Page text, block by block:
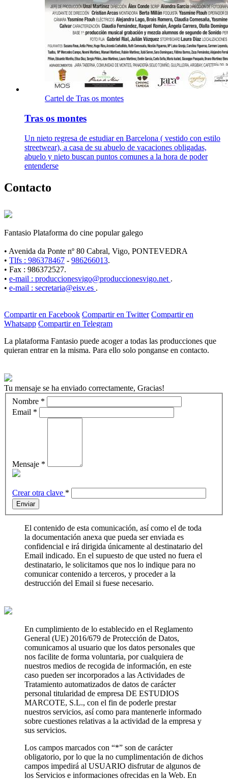
Cartel de Tras os montes
Tras os montes
Un nieto regresa de estudiar en Barcelona ( vestido con estilo
streetwear), a casa de su abuelo de vacaciones obligadas,
abuelo y nieto buscan puntos comunes a la hora de poder
entenderse
Contacto
Fantasio Plataforma do cine popular galego
• Avenida da Ponte nº 80 Cabral, Vigo, PONTEVEDRA
• Tlfs : 986378467 - 986266013.
• Fax : 986372527.
• e-mail : produccionesvigo@produccionesvigo.net .
• e-mail : secretaria@eisv.es .
Compartir en Facebook Compartir en Twitter Compartir en
Whatsapp Compartir en Telegram
La plataforma Fantasio puede acoger a todas las producciones que
quieran entrar en la misma. Para ello solo ponganse en contacto.
Tu mensaje se ha enviado correctamente, Gracias!
Nombre *
Email *
Mensaje *
Crear otra clave *
Enviar
El contenido de esta comunicación, así como el de toda
la documentación anexa que pueda ser enviada es
confidencial e irá dirigida únicamente al destinatario del
Email indicado. En el supuesto de que usted no fuera el
destinatario, le solicitamos que nos lo indique para no
comunicar contenido a terceros, y proceder a la
destrucción del Email si fuese necesario.
En cumplimiento de lo establecido en el Reglamento
General (UE) 2016/679 de Protección de Datos,
comunicamos al usuario que los datos personales que
nos facilite de forma voluntaria, por cualquiera de
nuestros medios de recogida de información, en este
caso pueden ser incorporados a las Actividades de
Tratamiento automatizados de datos de carácter
personal titularidad de empresa DE ESTUDIOS
MARCOTE, S.L., con el fin de poderle prestar
nuestros servicios, así como para mantenerle informado
sobre cuestiones relativas a la actividad de la empresa y
sus servicios.
Los campos marcados con “*” son de carácter
obligatorio, por lo que la no cumplimentación de dichos
campos impedirá al USUARIO disfrutar de algunos de
los Servicios e informaciones ofrecidas en la Web. En